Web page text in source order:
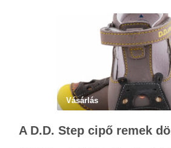
Vásárlás
A D.D. Step cipő remek